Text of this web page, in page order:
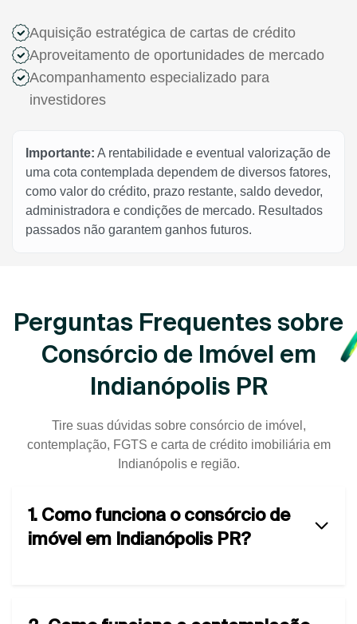
Aquisição estratégica de cartas de crédito
Aproveitamento de oportunidades de mercado
Acompanhamento especializado para
investidores
Importante: A rentabilidade e eventual valorização de
uma cota contemplada dependem de diversos fatores,
como valor do crédito, prazo restante, saldo devedor,
administradora e condições de mercado. Resultados
passados não garantem ganhos futuros.
Perguntas Frequentes sobre
Consórcio de Imóvel em
Indianópolis PR
Tire suas dúvidas sobre consórcio de imóvel,
contemplação, FGTS e carta de crédito imobiliária em
Indianópolis e região.
1. Como funciona o consórcio de
imóvel em Indianópolis PR?